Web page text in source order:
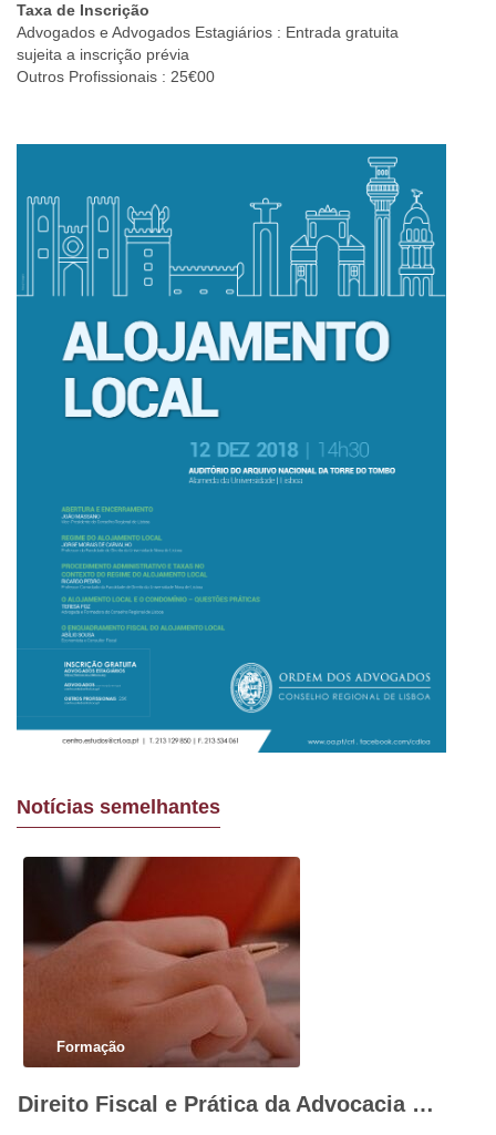
Taxa de Inscrição
Advogados e Advogados Estagiários : Entrada gratuita
sujeita a inscrição prévia
Outros Profissionais : 25€00
Notícias semelhantes
Formação
Direito Fiscal e Prática da Advocacia – que soluções